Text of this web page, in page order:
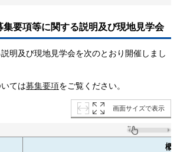
集要項等に関する説明及び現地見学会
明及び現地見学会を次のとおり開催しまし
ては募集要項をご覧ください。
画面サイズで表示
概